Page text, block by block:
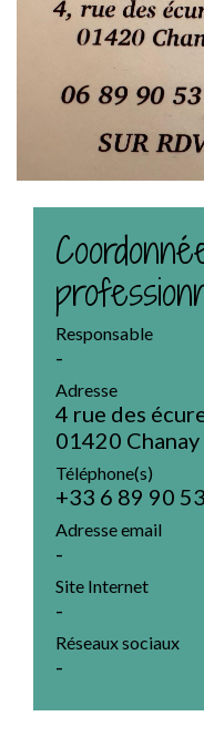
Responsable
-
Adresse
4 rue des
01420 Chanay
Téléphone(s)
+33 6 89 90
Adresse email
-
Site Internet
-
Réseaux sociaux
-